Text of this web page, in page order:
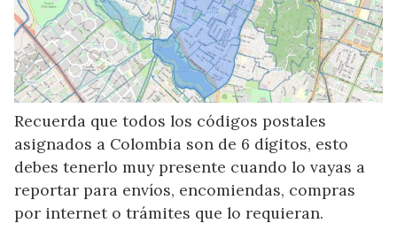
Recuerda que todos los códigos postales
asignados a Colombia son de 6 dígitos, esto
debes tenerlo muy presente cuando lo vayas a
reportar para envíos, encomiendas, compras
por internet o trámites que lo requieran.